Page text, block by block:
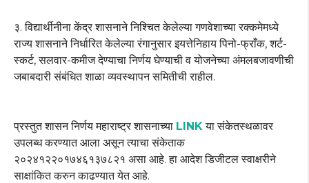
३. विद्यार्थीनीना केंद्र शासनाने निश्चित केलेल्या गणवेशाच्या रक्कमेमध्ये
राज्य शासनाने निर्धारित केलेल्या रंगानुसार इयत्तेनिहाय पिनो-फ्राँक, शर्ट-
स्कर्ट, सलवार-कमीज देण्याचा निर्णय घेण्याची व योजनेच्या अंमलबजावणीची
जबाबदारी संबंधित शाळा व्यवस्थापन समितीची राहील.
प्रस्तुत शासन निर्णय महाराष्ट्र शासनाच्या LINKया संकेतस्थळावर
उपलब्ध करण्यात आला असून त्याचा संकेताक
२०२४१२२०१७४६१३७८२१ असा आहे. हा आदेश डिजीटल स्वाक्षरीने
साक्षांकित करुन काढण्यात येत आहे.